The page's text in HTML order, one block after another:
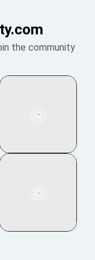
the community